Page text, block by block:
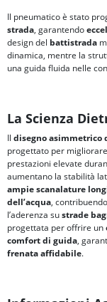
Il pneumatico è stato
strada, garantendo
design del battistrada
dinamica, mentre la
una guida fluida nelle
La Scienza
Il disegno asimmetrico
progettato per
prestazioni elevate
aumentano la stabilità
ampie scanalature
dell’acqua,
l’aderenza sustrade
progettata per offrire un
comfort di guida,
frenata affidabile.